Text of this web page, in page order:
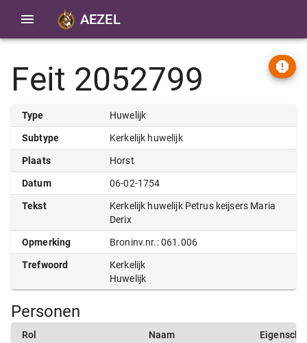
AEZEL
Feit 2052799
Type Huwelijk
Subtype Kerkelijk huwelijk
Plaats Horst
Datum 06-02-1754
Tekst
Kerkelijk huwelijk Petrus keijsers Maria
Derix
Opmerking Broninv.nr.: 061.006
Trefwoord
Kerkelijk
Huwelijk
Personen
Rol Naam